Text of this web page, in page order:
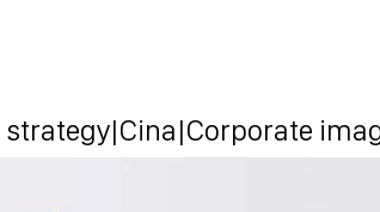
strategy|Cina|Corporate